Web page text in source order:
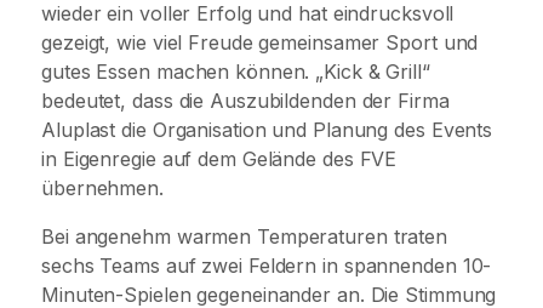
wieder ein voller Erfolg und hat eindrucksvoll
gezeigt, wie viel Freude gemeinsamer Sport und
gutes Essen machen können. „Kick & Grill“
bedeutet, dass die Auszubildenden der Firma
Aluplast die Organisation und Planung des Events
in Eigenregie auf dem Gelände des FVE
übernehmen.
Bei angenehm warmen Temperaturen traten
sechs Teams auf zwei Feldern in spannenden 10-
Minuten-Spielen gegeneinander an. Die Stimmung